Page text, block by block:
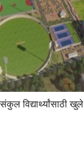
विद्यार्थ्यांसाठी खुले